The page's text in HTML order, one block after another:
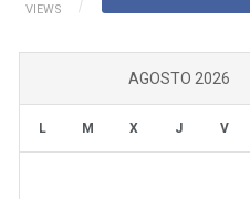
VIEWS
AGOSTO 2026
L M X J V